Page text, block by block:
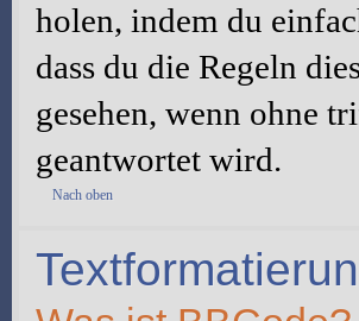
holen, indem du
dass du die Regeln
gesehen, wenn ohne
geantwortet wird.
Nach oben